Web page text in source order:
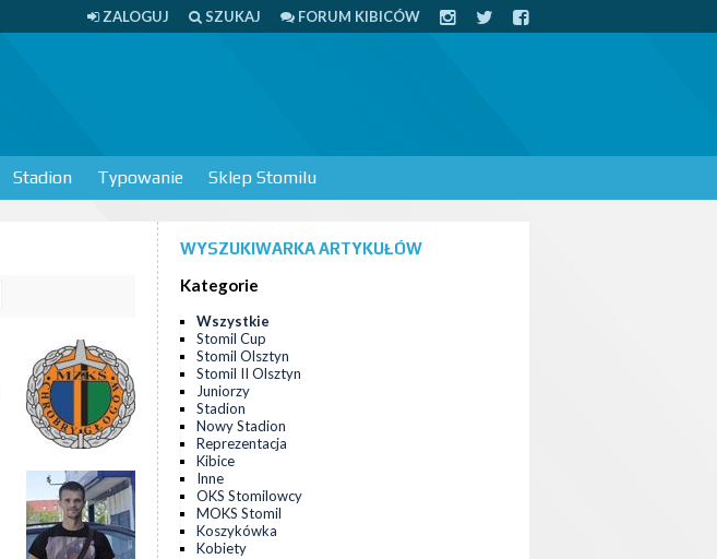
ZALOGUJ SZUKAJ FORUM KIBICÓW
Stadion Typowanie Sklep Stomilu
WYSZUKIWARKA ARTYKUŁÓW
Kategorie
Wszystkie
Stomil Cup
Stomil Olsztyn
Stomil II Olsztyn
Juniorzy
Stadion
Nowy Stadion
Reprezentacja
Kibice
Inne
OKS Stomilowcy
MOKS Stomil
Koszykówka
Kobiety